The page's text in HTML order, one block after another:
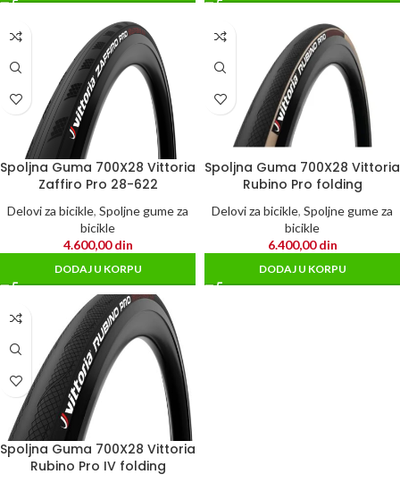
Spoljna Guma 700X28 Vittoria
Zaffiro Pro 28-622
Delovi za bicikle, Spoljne gume za
bicikle
4.600,00din
DODAJ U KORPU
Spoljna Guma 700X28 Vittoria
Rubino Pro folding
Delovi za bicikle, Spoljne gume za
bicikle
6.400,00din
DODAJ U KORPU
Spoljna Guma 700X28 Vittoria
Rubino Pro IV folding